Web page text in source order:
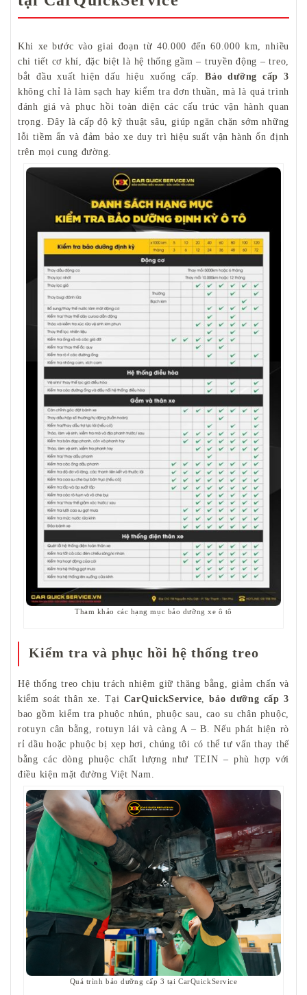
Khi xe bước vào giai đoạn từ 40.000 đến 60.000 km, nhiều
chi tiết cơ khí, đặc biệt là hệ thống gầm – truyền động – treo,
bắt đầu xuất hiện dấu hiệu xuống cấp.Bảo dưỡng cấp 3
không chỉ là làm sạch hay kiểm tra đơn thuần, mà là quá trình
đánh giá và phục hồi toàn diện các cấu trúc vận hành quan
trọng. Đây là cấp độ kỹ thuật sâu, giúp ngăn chặn sớm những
lỗi tiềm ẩn và đảm bảo xe duy trì hiệu suất vận hành ổn định
trên mọi cung đường.
Tham khảo các hạng mục bảo dưỡng xe ô tô
Kiểm tra và phục hồi hệ thống treo
Hệ thống treo chịu trách nhiệm giữ thăng bằng, giảm chấn và
kiểm soát thân xe. Tại CarQuickService ,bảo dưỡng cấp 3
bao gồm kiểm tra phuộc nhún, phuộc sau, cao su chân phuộc,
rotuyn cân bằng, rotuyn lái và càng A – B. Nếu phát hiện rò
rỉ dầu hoặc phuộc bị xẹp hơi, chúng tôi có thể tư vấn thay thế
bằng các dòng phuộc chất lượng như TEIN – phù hợp với
điều kiện mặt đường Việt Nam.
Quá trình bảo dưỡng cấp 3 tại CarQuickService